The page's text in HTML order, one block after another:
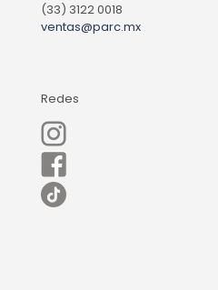
(33) 3122 0018
ventas@parc.mx
Redes